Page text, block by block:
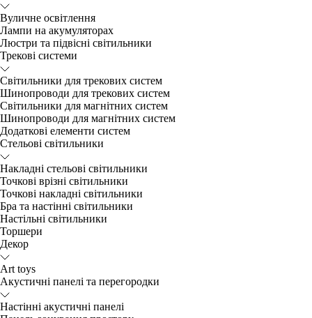
Вуличне освітлення
Лампи на акумуляторах
Люстри та підвісні світильники
Трекові системи
Світильники для трекових систем
Шинопроводи для трекових систем
Світильники для магнітних систем
Шинопроводи для магнітних систем
Додаткові елементи систем
Cтельові світильники
Накладні стельові світильники
Точкові врізні світильники
Точкові накладні світильники
Бра та настінні світильники
Настільні світильники
Торшери
Декор
Art toys
Акустичні панелі та перегородки
Настінні акустичні панелі